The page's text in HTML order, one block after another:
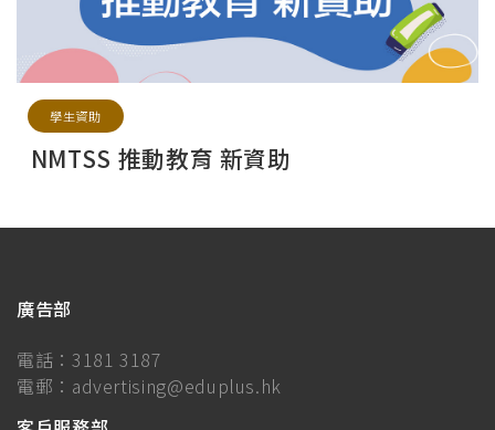
學生資助
NMTSS 推動教育 新資助
廣告部
電話： 3181 3187
電郵： advertising@eduplus.hk